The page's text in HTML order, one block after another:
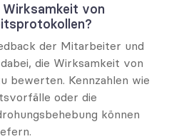
von
der Mitarbeiter und
die Wirksamkeit von
bewerten. Kennzahlen wie
oder die
können